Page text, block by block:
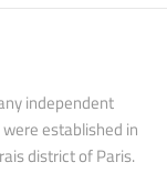
independent
established in
district of Paris.